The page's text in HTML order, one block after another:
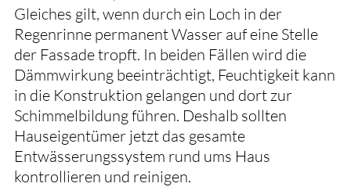
Gleiches gilt, wenn durch ein Loch in der
Regenrinne permanent Wasser auf eine Stelle
der Fassade tropft. In beiden Fällen wird die
Dämmwirkung beeinträchtigt, Feuchtigkeit kann
in die Konstruktion gelangen und dort zur
Schimmelbildung führen. Deshalb sollten
Hauseigentümer jetzt das gesamte
Entwässerungssystem rund ums Haus
kontrollieren und reinigen.